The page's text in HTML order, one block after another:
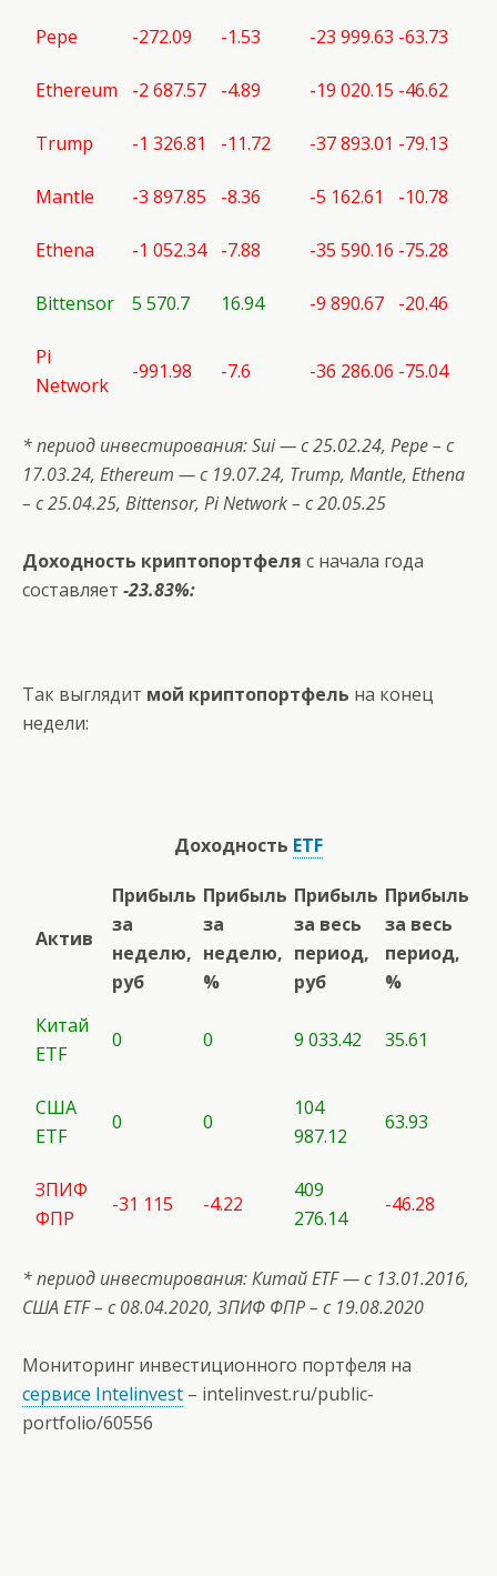
Pepe -272.09 -1.53 -23 999.63 -63.73
Ethereum -2 687.57 -4.89 -19 020.15 -46.62
Trump -1 326.81 -11.72 -37 893.01 -79.13
Mantle -3 897.85 -8.36 -5 162.61 -10.78
Ethena -1 052.34 -7.88 -35 590.16 -75.28
Bittensor 5 570.7 16.94 -9 890.67 -20.46
Pi
Network
-991.98 -7.6 -36 286.06 -75.04
* период инвестирования:Sui— с 25.02.24, Pepe– с
17.03.24, Ethereum — с 19.07.24, Trump, Mantle, Ethena
– с 25.04.25, Bittensor, PiNetwork– с 20.05.25
Доходность криптопортфеля с начала года
составляет -23.83%:
Так выглядит мой криптопортфель на конец
недели:
Доходность ETF
Актив
Прибыль
за
неделю,
руб
Прибыль
за
неделю,
%
Прибыль
за весь
период,
руб
Прибыль
за весь
период,
%
Китай
ETF
0 0 9 033.42 35.61
США
ETF
0 0
104
987.12
63.93
ЗПИФ
ФПР
-31 115 -4.22
409
276.14
-46.28
* период инвестирования: Китай ETF — с 13.01.2016,
США ETF– с 08.04.2020, ЗПИФ ФПР – с 19.08.2020
Мониторинг инвестиционного портфеля на
сервисе Intelinvest – intelinvest.ru/public-
portfolio/60556